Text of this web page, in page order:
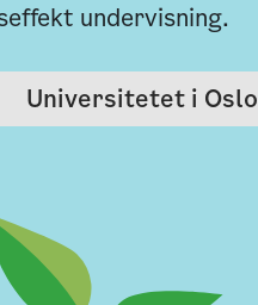
undervisning.
Universitetet i Oslo